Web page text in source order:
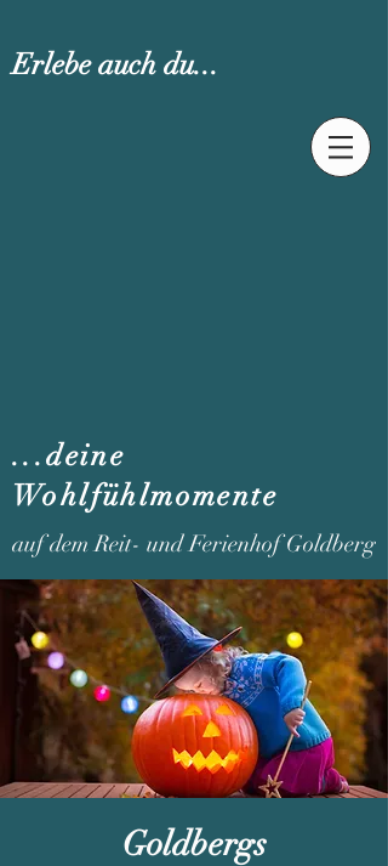
Erlebe auch du...
...deine
Wohlfühlmomente
auf dem Reit- und Ferienhof Goldberg
Goldbergs